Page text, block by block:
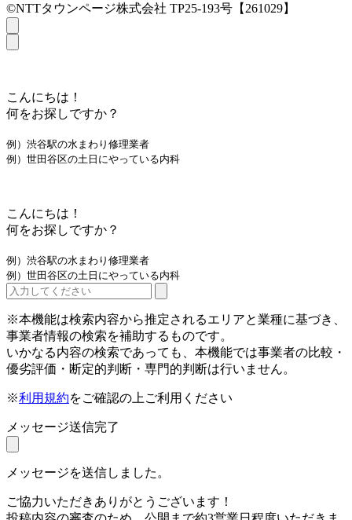
©NTTタウンページ株式会社 TP25-193号【261029】
こんにちは！
何をお探しですか？
例）渋谷駅の水まわり修理業者
例）世田谷区の土日にやっている内科
こんにちは！
何をお探しですか？
例）渋谷駅の水まわり修理業者
例）世田谷区の土日にやっている内科
※本機能は検索内容から推定されるエリアと業種に基づき、
事業者情報の検索を補助するものです。
いかなる内容の検索であっても、本機能では事業者の比較・
優劣評価・断定的判断・専門的判断は行いません。
※利用規約をご確認の上ご利用ください
メッセージ送信完了
メッセージを送信しました。
ご協力いただきありがとうございます！